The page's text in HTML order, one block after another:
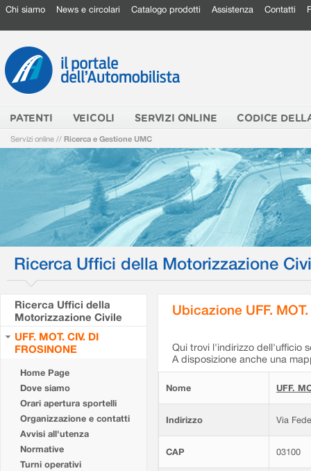
Chi siamo News e circolari Catalogo prodotti Assistenza Contatti
PATENTI VEICOLI SERVIZI ONLINE CODICE
Servizi online // Ricerca e Gestione UMC
Ricerca Uffici della Motorizzazione
Ricerca Uffici della
Motorizzazione Civile
UFF. MOT. CIV. DI
FROSINONE
Home Page
Dove siamo
Orari apertura sportelli
Organizzazione e contatti
Avvisi all'utenza
Normative
Turni operativi
Ubicazione UFF.
Qui trovi l'indirizzo dell'ufficio
A disposizione anche una
Nome UFF.
Indirizzo Via
CAP 03100